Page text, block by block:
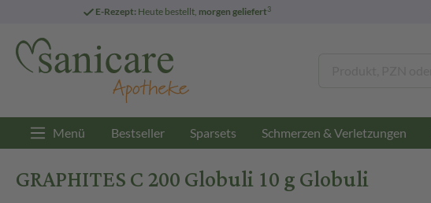
E-Rezept: Heute bestellt, morgen geliefert3
Menü Bestseller Sparsets Schmerzen & Verletzungen
GRAPHITES C 200 Globuli 10 g Globuli